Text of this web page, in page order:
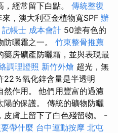
經常留下白點。 傳統整復
來，澳大利亞金植物寬SPF 辦
記帳士 成本會計 50塗有色的
曬霜之一。 竹東整骨推薦
房礦產防曬霜，並與表現最
調理證照 新竹外燴 超光，無
22％氧化鋅含量是半透明
然作用。 他們用豐富的過濾
陽的保護。 傳統的礦物防曬
皮膚上留下了白色殘留物。 -
帶什麼 台中運動按摩 北屯